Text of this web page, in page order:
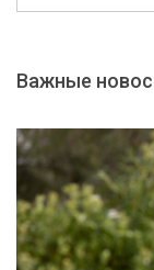
Важные